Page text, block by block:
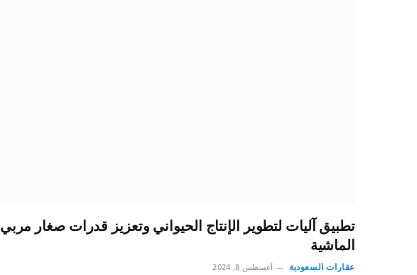
تطبيق آليات لتطوير الإنتاج الحيواني وتعزيز قدرات صغار مربي
الماشية
عقارات السعودية أغسطس 8, 2024